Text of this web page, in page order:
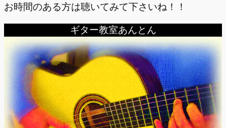
お時間のある方は聴いてみて下さいね！！
ギター教室あんとん